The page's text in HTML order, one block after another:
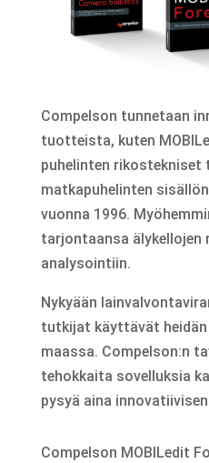
Compelson tunnetaan
tuotteista, kuten
puhelinten rikostekniset
matkapuhelinten
vuonna 1996.
tarjontaansa älykellojen
analysointiin.
Nykyään
tutkijat käyttävät heidän
maassa. Compelson:n
tehokkaita sovelluksia
pysyä aina
Compelson MOBILedit